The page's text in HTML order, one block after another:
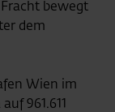
Fracht bewegt
dem
Wien im
961.611